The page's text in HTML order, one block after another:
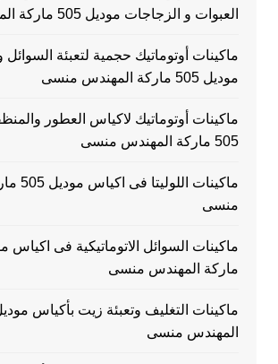
العبوات و الزجاجات موديل 505 ماركة المهندس منسى
ماكينات أوتوماتيك حجمية لتعبئة السوائل
موديل 505 ماركة المهندس منسى
ماكينات أوتوماتيك لاكياس العطور
505 ماركة المهندس منسى
ماكينات
منسى
ماركة المهندس منسى
المهندس منسى